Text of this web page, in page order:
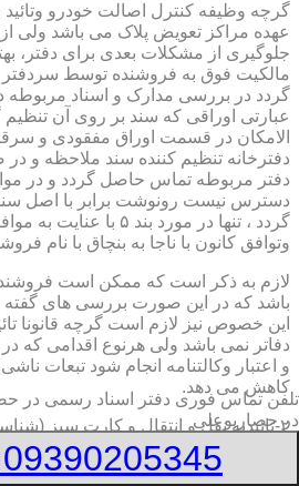
عهده مراکز تعویض پلاک می باشد ولی
جلوگیری از مشکلات بعدی برای دفتر،
مالکیت فوق به فروشنده توسط سردفتر
گردد در بررسی مدارک و اسناد
عبارتی اوراقی که سند بر روی آن تنظیم
الامکان در قسمت اوراق مفقودی و
دفترخانه تنظیم کننده سند ملاحظه و
دفتر مربوطه تماس حاصل گردد و در
دسترس نیست رونوشت برابر با اصل
گردد ، تنها در مورد بند
وتوافق کانون با ناجا به بنچاق با نام
لازم به ذکر است که ممکن است
باشد که در این صورت بررسی های
این خصوص نیز لازم است گرچه قانونا
دفاتر نمی باشد ولی هرنوع اقدامی
و اعتبار وکالتنامه انجام شود تبعات ناشی
کاهش می دهد.
۲-تائیدیه نقل و انتقال و کارت سبز (شناسنامه مالکیت)
برگ تائیدیه نقل و انتقال صادره از
تلفن تماس فوری دفتر اسناد رسمی در
در حصاربوعلی